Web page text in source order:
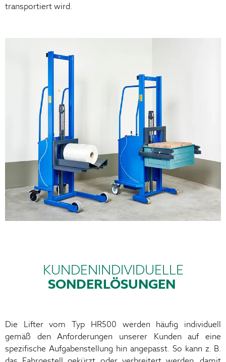
transportiert wird.
KUNDENINDIVIDUELLE
SONDERLÖSUNGEN
Die Lifter vom Typ HR500 werden häufig individuell
gemäß den Anforderungen unserer Kunden auf eine
spezifische Aufgabenstellung hin angepasst. So kann z. B.